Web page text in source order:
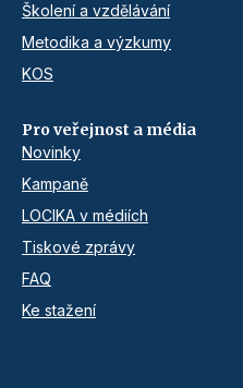
Školení a vzdělávání
Metodika a výzkumy
KOS
Pro veřejnost a média
Novinky
Kampaně
LOCIKA v médiích
Tiskové zprávy
FAQ
Ke stažení